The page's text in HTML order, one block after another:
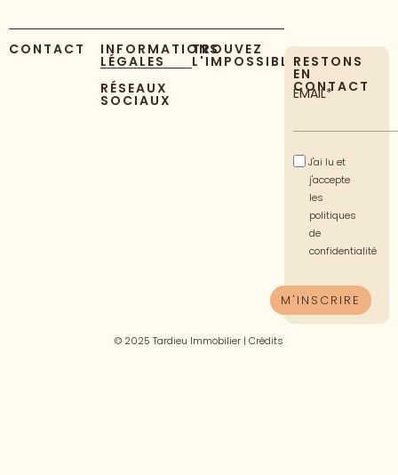
CONTACT INFORMATIONS
LÉGALES
RÉSEAUX
SOCIAUX
TROUVEZ
L'IMPOSSIBLERESTONS
EN
CONTACT
EMAIL*
J'ai lu et
j'accepte
les
politiques
de
confidentialité
© 2025 Tardieu Immobilier | Crédits